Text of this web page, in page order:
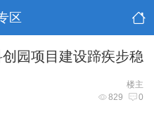
区
园项目建设蹄疾步稳
楼主
829 0